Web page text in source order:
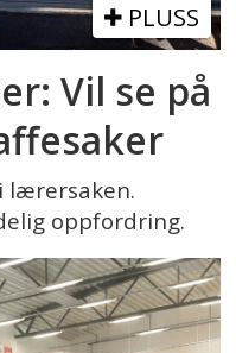
PLUSS
Vil se på
lærersaken.
oppfordring.